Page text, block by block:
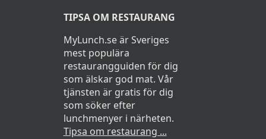
TIPSA OM RESTAURANG
MyLunch.se är Sveriges
mest populära
restaurangguiden för dig
som älskar god mat. Vår
tjänsten är gratis för dig
som söker efter
lunchmenyer i närheten.
Tipsa om restaurang ...